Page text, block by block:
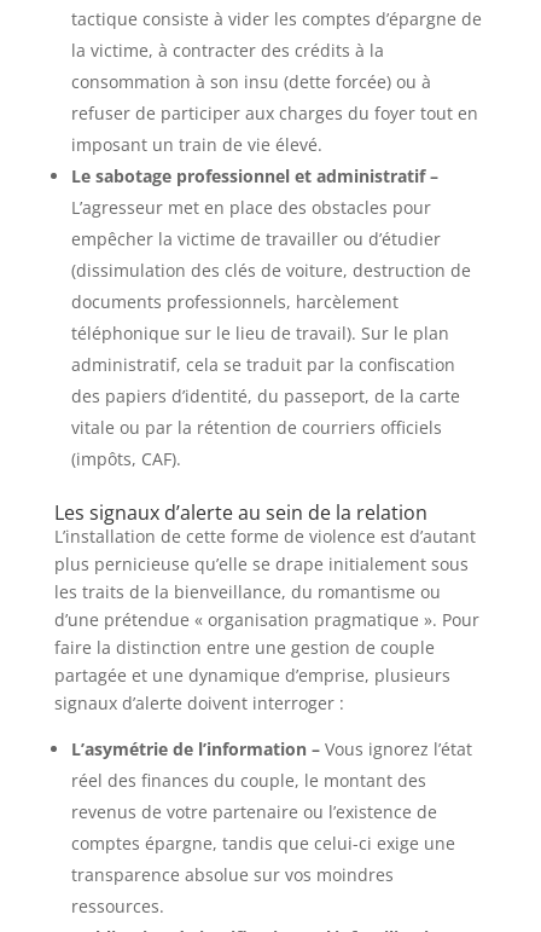
tactique consiste à vider les comptes d’épargne de
la victime, à contracter des crédits à la
consommation à son insu (dette forcée) ou à
refuser de participer aux charges du foyer tout en
imposant un train de vie élevé.
Le sabotage professionnel et administratif –
L’agresseur met en place des obstacles pour
empêcher la victime de travailler ou d’étudier
(dissimulation des clés de voiture, destruction de
documents professionnels, harcèlement
téléphonique sur le lieu de travail). Sur le plan
administratif, cela se traduit par la confiscation
des papiers d’identité, du passeport, de la carte
vitale ou par la rétention de courriers officiels
(impôts, CAF).
Les signaux d’alerte au sein de la relation
L’installation de cette forme de violence est d’autant
plus pernicieuse qu’elle se drape initialement sous
les traits de la bienveillance, du romantisme ou
d’une prétendue « organisation pragmatique ». Pour
faire la distinction entre une gestion de couple
partagée et une dynamique d’emprise, plusieurs
signaux d’alerte doivent interroger :
L’asymétrie de l’information –Vous ignorez l’état
réel des finances du couple, le montant des
revenus de votre partenaire ou l’existence de
comptes épargne, tandis que celui-ci exige une
transparence absolue sur vos moindres
ressources.